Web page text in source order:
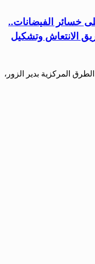
خسائر الفيضانات..
الانتعاش وتشكيل
المركزية بدير الزور،